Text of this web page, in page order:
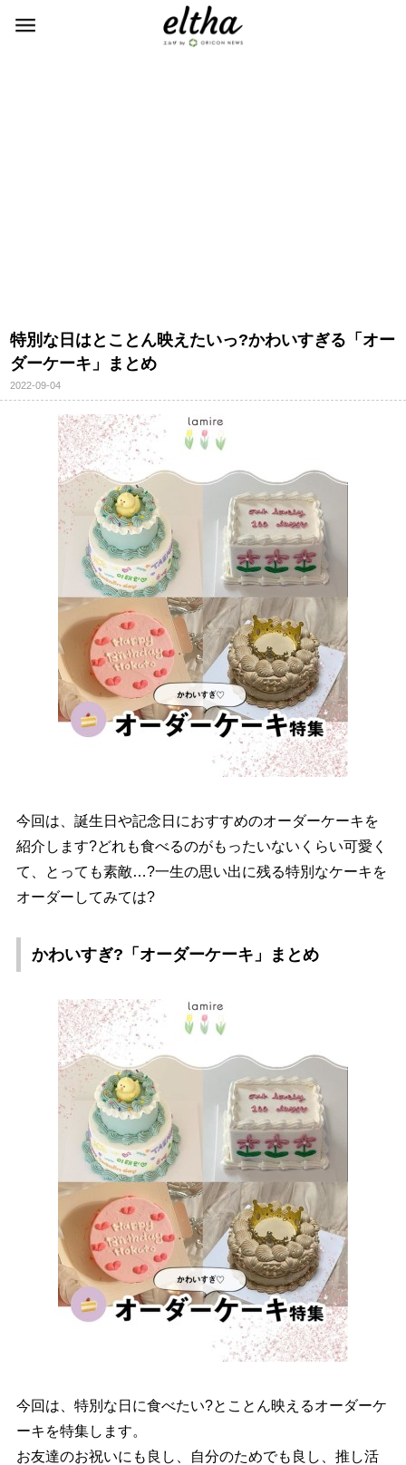
特別な日はとことん映えたいっ?かわいすぎる「オー
ダーケーキ」まとめ
2022-09-04
今回は、誕生日や記念日におすすめのオーダーケーキを
紹介します?どれも食べるのがもったいないくらい可愛く
て、とっても素敵…?一生の思い出に残る特別なケーキを
オーダーしてみては?
かわいすぎ?「オーダーケーキ」まとめ
今回は、特別な日に食べたい?とことん映えるオーダーケ
ーキを特集します。
お友達のお祝いにも良し、自分のためでも良し、推し活